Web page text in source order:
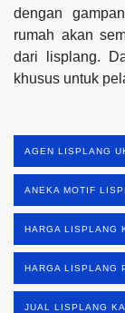
dengan
rumah akan
dari lisplang.
khusus untuk
AGEN LISPLANG
ANEKA MOTIF
HARGA LISPLANG
HARGA LISPLANG
JUAL LISPLANG